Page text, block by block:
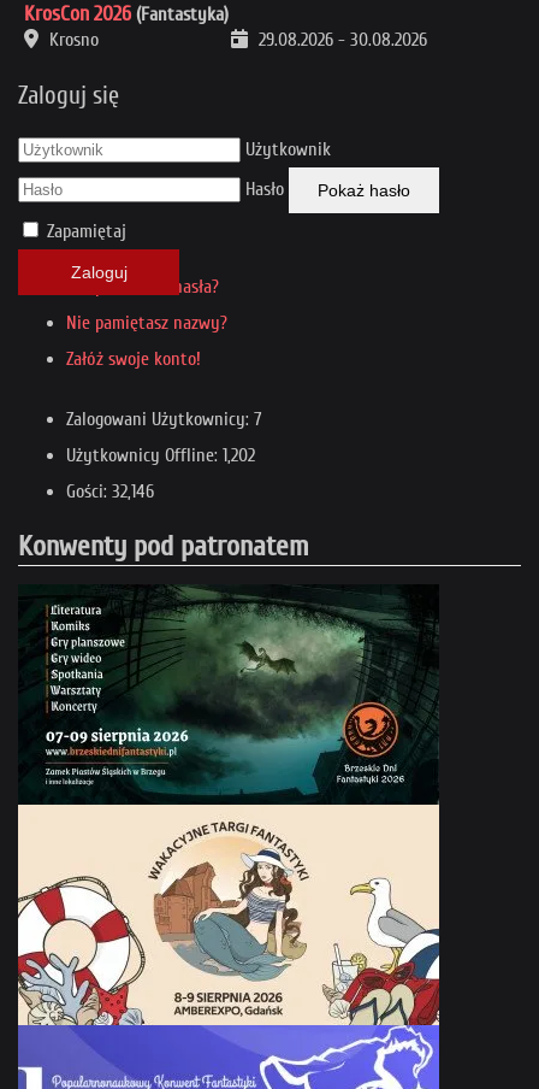
KrosCon 2026 (Fantastyka)
Krosno
29.08.2026 - 30.08.2026
Zaloguj się
Użytkownik
Hasło
Pokaż hasło
Zapamiętaj
Zaloguj
Nie pamiętasz hasła?
Nie pamiętasz nazwy?
Załóż swoje konto!
Zalogowani Użytkownicy: 7
Użytkownicy Offline: 1,202
Gości: 32,146
Konwenty pod patronatem